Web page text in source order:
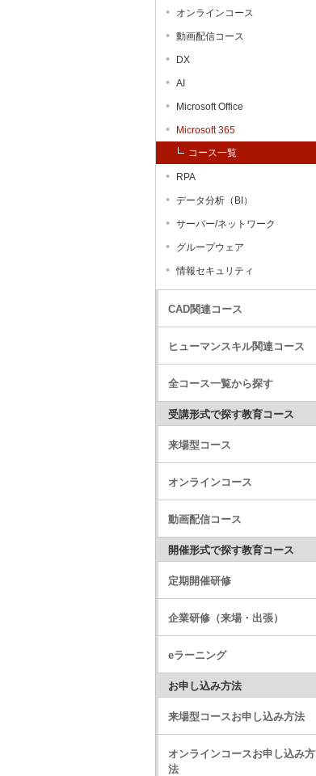
オンラインコース
動画配信コース
DX
AI
Microsoft Office
Microsoft 365
コース一覧
RPA
データ分析（BI）
サーバー/ネットワーク
グループウェア
情報セキュリティ
CAD関連コース
ヒューマンスキル関連コース
全コース一覧から探す
受講形式で探す教育コース
来場型コース
オンラインコース
動画配信コース
開催形式で探す教育コース
定期開催研修
企業研修（来場・出張）
eラーニング
お申し込み方法
来場型コースお申し込み方法
オンラインコースお申し込み方
法